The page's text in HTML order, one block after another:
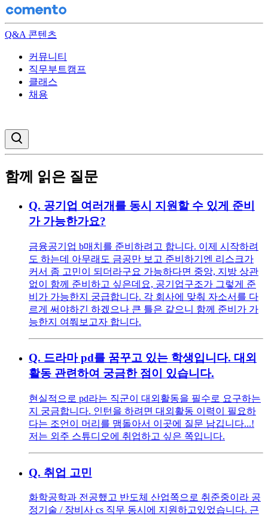
Q&A 콘텐츠
커뮤니티
직무부트캠프
클래스
채용
함께 읽은 질문
Q. 공기업 여러개를 동시 지원할 수 있게 준비
가 가능한가요?
금융공기업 b매치를 준비하려고 합니다. 이제 시작하려
도 하는데 아무래도 금공만 보고 준비하기엔 리스크가
커서 좀 고민이 되더라구요 가능하다면 중앙, 지방 상관
없이 함께 준비하고 싶은데요, 공기업구조가 그렇게 준
비가 가능한지 궁급합니다. 각 회사에 맞춰 자소서를 다
르게 써야하긴 하겠으나 큰 틀은 같으니 함께 준비가 가
능한지 여쭤보고자 합니다.
Q. 드라마 pd를 꿈꾸고 있는 학생입니다. 대외
활동 관련하여 궁금한 점이 있습니다.
현실적으로 pd라는 직군이 대외활동을 필수로 요구하는
지 궁금합니다. 인턴을 하려면 대외활동 이력이 필요하
다는 조언이 머리를 맴돌아서 이곳에 질문 남깁니다...!
저는 외주 스튜디오에 취업하고 싶은 쪽입니다.
Q. 취업 고민
화학공학과 전공했고 반도체 산업쪽으로 취준중이라 공
정기술 / 장비사 cs 직무 동시에 지원하고있었습니다. 근